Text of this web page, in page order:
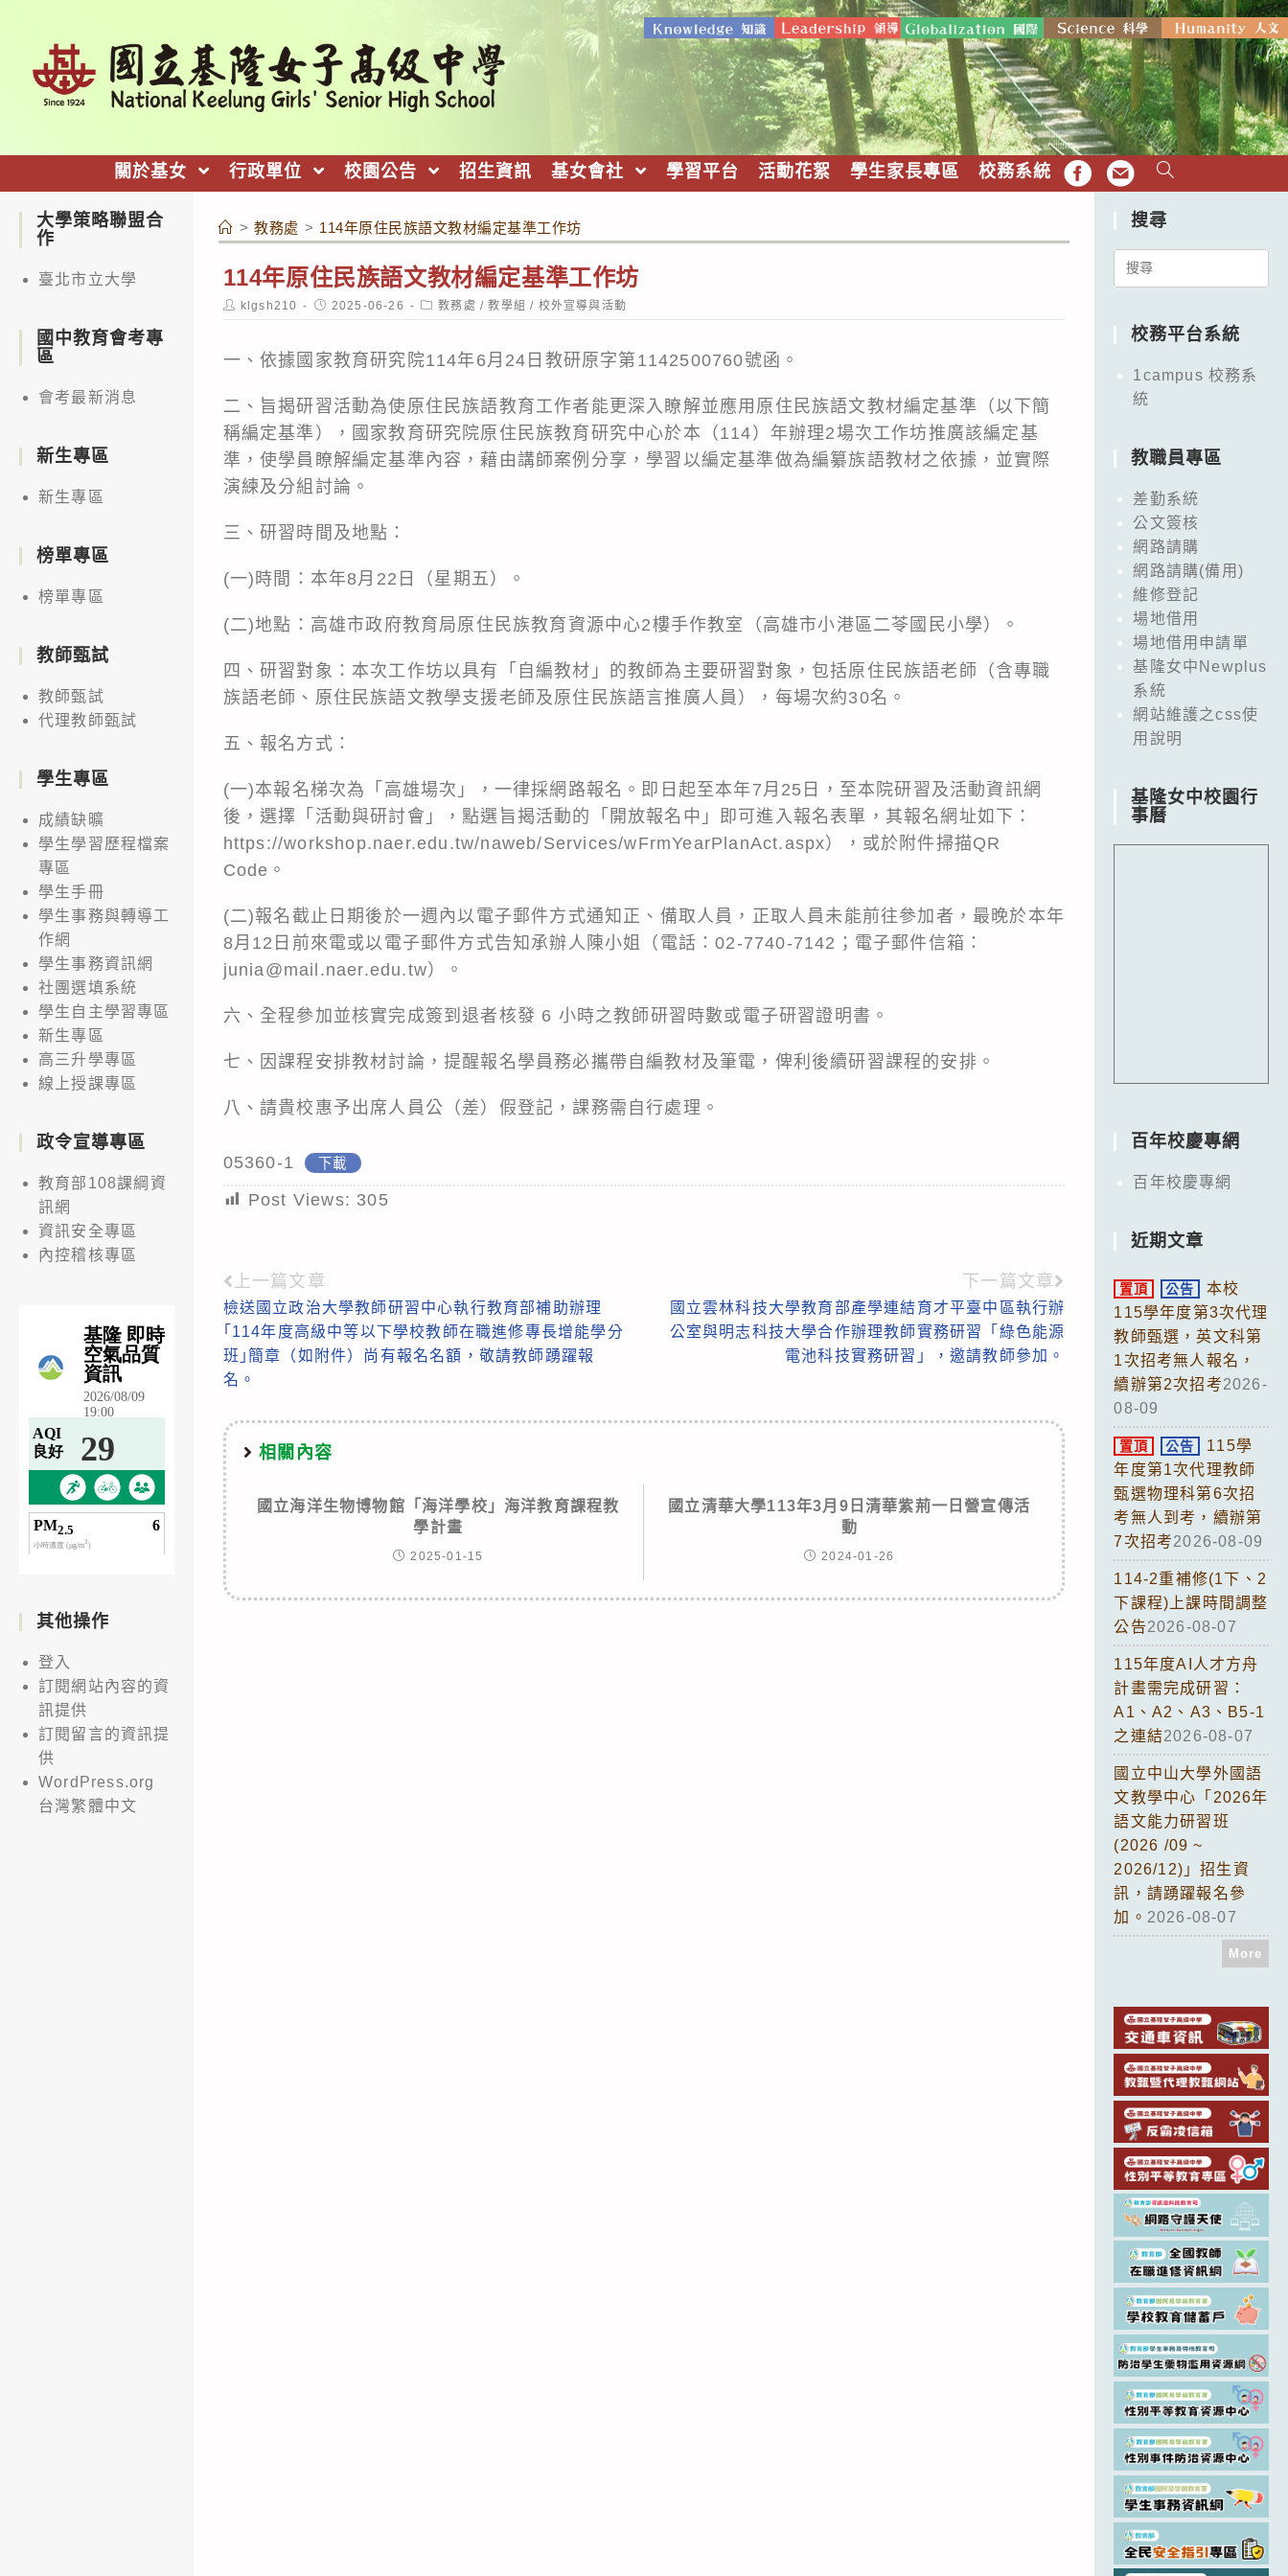
關於基女 行政單位 校園公告 招生資訊 基女會社 學習平台 活動花絮 學生家長專區 校務系統 FB EMAIL
> 教務處 > 114年原住民族語文教材編定基準工作坊
114年原住民族語文教材編定基準工作坊
Post
author:
klgsh210
Post
published:
2025-06-26
Post
category:
教務處 / 教學組 / 校外宣導與活動
一、依據國家教育研究院114年6月24日教研原字第1142500760號函。
二、旨揭研習活動為使原住民族語教育工作者能更深入瞭解並應用原住民族語文教材編定基準（以下簡
稱編定基準），國家教育研究院原住民族教育研究中心於本（114）年辦理2場次工作坊推廣該編定基
準，使學員瞭解編定基準內容，藉由講師案例分享，學習以編定基準做為編纂族語教材之依據，並實際
演練及分組討論。
三、研習時間及地點：
(一)時間：本年8月22日（星期五）。
(二)地點：高雄市政府教育局原住民族教育資源中心2樓手作教室（高雄市小港區二苓國民小學）。
四、研習對象：本次工作坊以具有「自編教材」的教師為主要研習對象，包括原住民族語老師（含專職
族語老師、原住民族語文教學支援老師及原住民族語言推廣人員），每場次約30名。
五、報名方式：
(一)本報名梯次為「高雄場次」，一律採網路報名。即日起至本年7月25日，至本院研習及活動資訊網
後，選擇「活動與研討會」，點選旨揭活動的「開放報名中」即可進入報名表單，其報名網址如下：
https://workshop.naer.edu.tw/naweb/Services/wFrmYearPlanAct.aspx），或於附件掃描QR
Code。
(二)報名截止日期後於一週內以電子郵件方式通知正、備取人員，正取人員未能前往參加者，最晚於本年
8月12日前來電或以電子郵件方式告知承辦人陳小姐（電話：02-7740-7142；電子郵件信箱：
junia@mail.naer.edu.tw）。
六、全程參加並核實完成簽到退者核發 6 小時之教師研習時數或電子研習證明書。
七、因課程安排教材討論，提醒報名學員務必攜帶自編教材及筆電，俾利後續研習課程的安排。
八、請貴校惠予出席人員公（差）假登記，課務需自行處理。
05360-1 下載
Post Views: 305
Read
more
articles
上一篇文章
檢送國立政治大學教師研習中心執行教育部補助辦理
｢114年度高級中等以下學校教師在職進修專長增能學分
班｣簡章（如附件）尚有報名名額，敬請教師踴躍報
名。
下一篇文章
國立雲林科技大學教育部產學連結育才平臺中區執行辦
公室與明志科技大學合作辦理教師實務研習「綠色能源
電池科技實務研習」，邀請教師參加。
相關內容
國立海洋生物博物館「海洋學校」海洋教育課程教
學計畫
2025-01-15
國立清華大學113年3月9日清華紫荊一日營宣傳活
動
2024-01-26
大學策略聯盟合
作
臺北市立大學
國中教育會考專
區
會考最新消息
新生專區
新生專區
榜單專區
榜單專區
教師甄試
教師甄試
代理教師甄試
學生專區
成績缺曠
學生學習歷程檔案
專區
學生手冊
學生事務與轉導工
作網
學生事務資訊網
社團選填系統
學生自主學習專區
新生專區
高三升學專區
線上授課專區
政令宣導專區
教育部108課綱資
訊網
資訊安全專區
內控稽核專區
其他操作
登入
訂閱網站內容的資
訊提供
訂閱留言的資訊提
供
WordPress.org
台灣繁體中文
搜尋
Search
校務平台系統
1campus 校務系
統
教職員專區
差勤系統
公文簽核
網路請購
網路請購(備用)
維修登記
場地借用
場地借用申請單
基隆女中Newplus
系統
網站維護之css使
用說明
基隆女中校園行
事曆
百年校慶專網
百年校慶專網
近期文章
置頂 公告
本校
115學年度第3次代理
教師甄選，英文科第
1次招考無人報名，
續辦第2次招考2026-
08-09
置頂 公告
115學
年度第1次代理教師
甄選物理科第6次招
考無人到考，續辦第
7次招考2026-08-09
114-2重補修(1下、2
下課程)上課時間調整
公告2026-08-07
115年度AI人才方舟
計畫需完成研習：
A1、A2、A3、B5-1
之連結2026-08-07
國立中山大學外國語
文教學中心「2026年
語文能力研習班
(2026 /09 ~
2026/12)」招生資
訊，請踴躍報名參
加。 2026-08-07
More